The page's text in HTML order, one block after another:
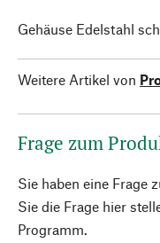
Gehäuse Edelstahl
Weitere Artikel von
Frage zum
Sie haben eine Frage
Sie die Frage hier
Programm.